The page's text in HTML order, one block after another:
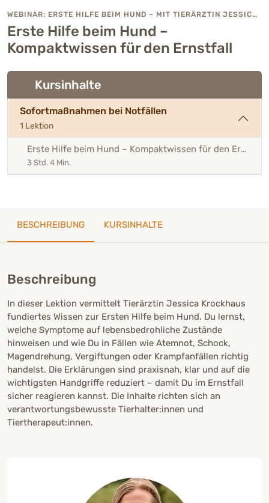
WEBINAR: ERSTE HILFE BEIM HUND – MIT TIERÄRZTIN JESSICA KROCKHAUS
Erste Hilfe beim Hund –
Kompaktwissen für den Ernstfall
Kursinhalte
Sofortmaßnahmen bei Notfällen
1 Lektion
Erste Hilfe beim Hund – Kompaktwissen für den Ernstfall
3 Std. 4 Min.
BESCHREIBUNG KURSINHALTE
Beschreibung
In dieser Lektion vermittelt Tierärztin Jessica Krockhaus
fundiertes Wissen zur Ersten Hilfe beim Hund. Du lernst,
welche Symptome auf lebensbedrohliche Zustände
hinweisen und wie Du in Fällen wie Atemnot, Schock,
Magendrehung, Vergiftungen oder Krampfanfällen richtig
handelst. Die Erklärungen sind praxisnah, klar und auf die
wichtigsten Handgriffe reduziert – damit Du im Ernstfall
sicher reagieren kannst. Die Inhalte richten sich an
verantwortungsbewusste Tierhalter:innen und
Tiertherapeut:innen.